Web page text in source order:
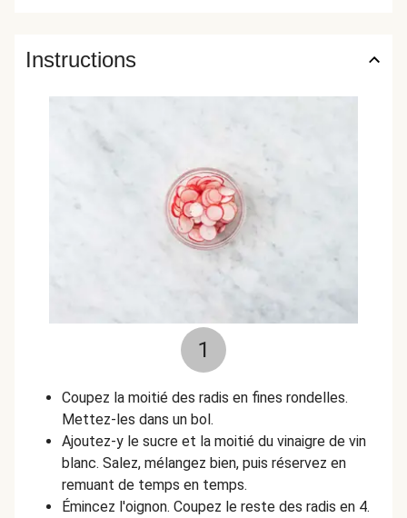
Instructions
1
Coupez la moitié des radis en fines rondelles.
Mettez-les dans un bol.
Ajoutez-y le sucre et la moitié du vinaigre de vin
blanc. Salez, mélangez bien, puis réservez en
remuant de temps en temps.
Émincez l'oignon. Coupez le reste des radis en 4.